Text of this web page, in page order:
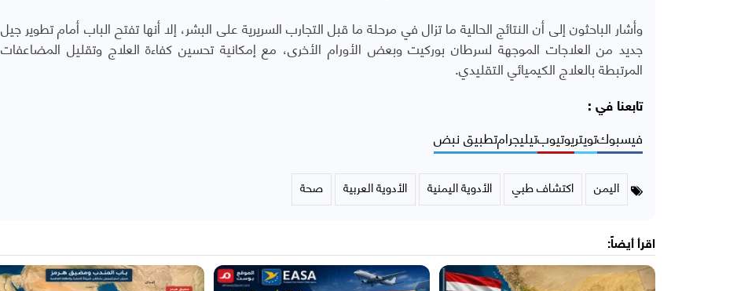
وأشار الباحثون إلى أن النتائج الحالية ما تزال في مرحلة ما قبل التجارب السريرية على البشر، إلا أنها تفتح الباب أمام تطوير جيل
جديد من العلاجات الموجهة لسرطان بوركيت وبعض الأورام الأخرى، مع إمكانية تحسين كفاءة العلاج وتقليل المضاعفات
المرتبطة بالعلاج الكيميائي التقليدي.
تابعنا في :
فيسبوكتويتريوتيوبتيليجرامتطبيق نبض
اليمن اكتشاف طبي الأدوية اليمنية الأدوية العربية صحة
اقرأ أيضاً: